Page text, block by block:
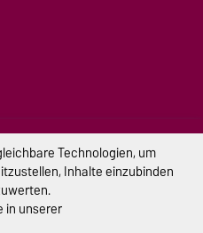
Technologien, um
Inhalte einzubinden
in unserer